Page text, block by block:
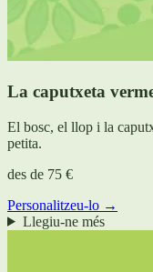
La caputxeta
El bosc, el llop i la
petita.
des de 75 €
Personalitzeu-lo →
Llegiu-ne més